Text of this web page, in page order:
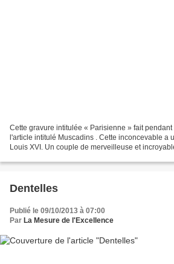
Cette gravure intitulée « Parisienne » fait
l'article intitulé Muscadins . Cette inconcevable a
Louis XVI. Un couple de merveilleuse et
Dentelles
Publié le 09/10/2013 à 07:00
Par La Mesure de l'Excellence